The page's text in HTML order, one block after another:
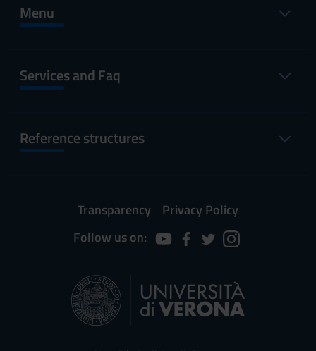
Menu
Services and Faq
Reference structures
Transparency
Privacy Policy
Follow us on: